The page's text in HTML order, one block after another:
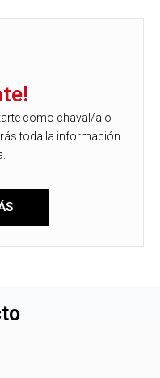
como chaval/a o
toda la información